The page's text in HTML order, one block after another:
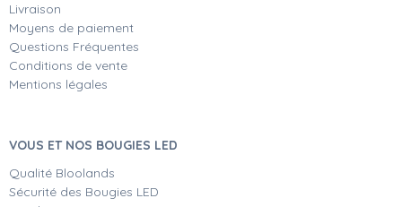
Livraison
Moyens de paiement
Questions Fréquentes
Conditions de vente
Mentions légales
VOUS ET NOS BOUGIES LED
Qualité Bloolands
Sécurité des Bougies LED